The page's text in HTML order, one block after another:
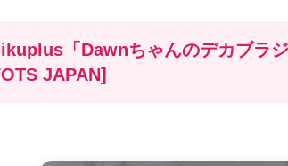
「Dawnちゃんのデカブラ
JAPAN]